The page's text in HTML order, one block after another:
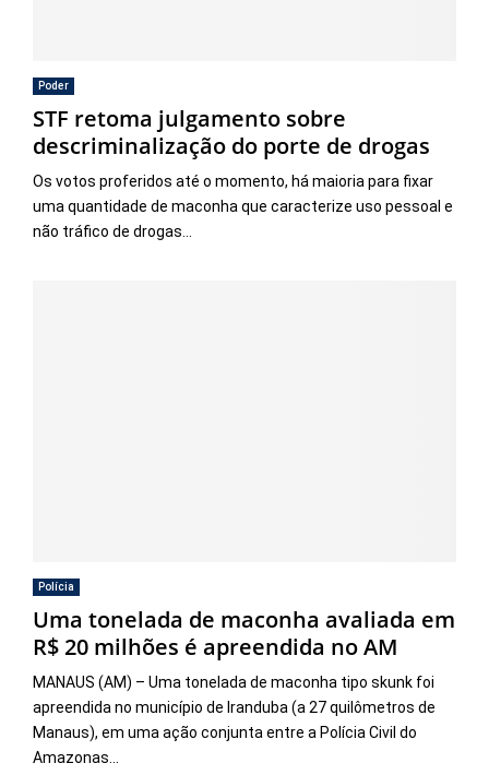
Poder
STF retoma julgamento sobre
descriminalização do porte de drogas
Os votos proferidos até o momento, há maioria para fixar
uma quantidade de maconha que caracterize uso pessoal e
não tráfico de drogas...
Polícia
Uma tonelada de maconha avaliada em
R$ 20 milhões é apreendida no AM
MANAUS (AM) – Uma tonelada de maconha tipo skunk foi
apreendida no município de Iranduba (a 27 quilômetros de
Manaus), em uma ação conjunta entre a Polícia Civil do
Amazonas...